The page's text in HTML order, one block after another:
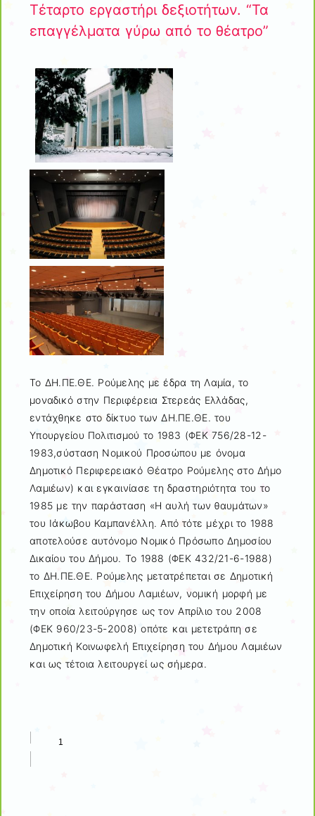
Τέταρτο εργαστήρι δεξιοτήτων. “Τα
επαγγέλματα γύρω από το θέατρο”
Το ΔΗ.ΠΕ.ΘΕ. Ρούμελης με έδρα τη Λαμία, το
μοναδικό στην Περιφέρεια Στερεάς Ελλάδας,
εντάχθηκε στο δίκτυο των ΔΗ.ΠΕ.ΘΕ. του
Υπουργείου Πολιτισμού το 1983 (ΦΕΚ 756/28-12-
1983,σύσταση Νομικού Προσώπου με όνομα
Δημοτικό Περιφερειακό Θέατρο Ρούμελης στο Δήμο
Λαμιέων) και εγκαινίασε τη δραστηριότητα του το
1985 με την παράσταση «Η αυλή των θαυμάτων»
του Ιάκωβου Καμπανέλλη. Από τότε μέχρι το 1988
αποτελούσε αυτόνομο Νομικό Πρόσωπο Δημοσίου
Δικαίου του Δήμου. Το 1988 (ΦΕΚ 432/21-6-1988)
το ΔΗ.ΠΕ.ΘΕ. Ρούμελης μετατρέπεται σε Δημοτική
Επιχείρηση του Δήμου Λαμιέων, νομική μορφή με
την οποία λειτούργησε ως τον Απρίλιο του 2008
(ΦΕΚ 960/23-5-2008) οπότε και μετετράπη σε
Δημοτική Κοινωφελή Επιχείρηση του Δήμου Λαμιέων
και ως τέτοια λειτουργεί ως σήμερα.